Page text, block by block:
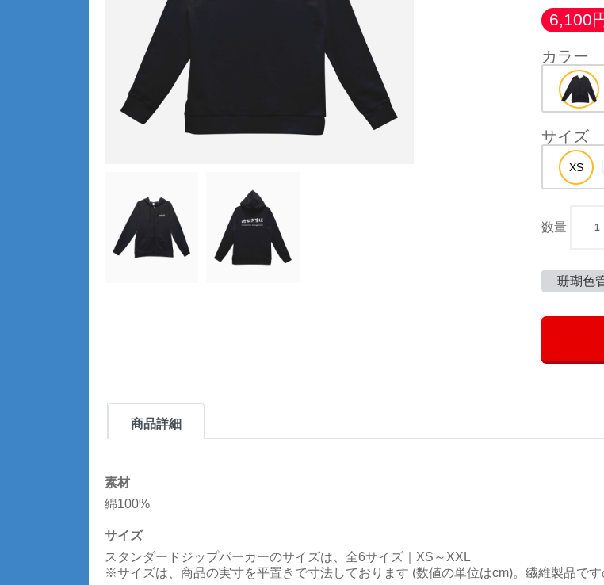
6,100
カラー
サイズ
数量
珊瑚色
商品詳細
素材
綿100%
サイズ
スタンダードジップパーカーのサイズは、全6サイズ｜XS～XXL
※サイズは、商品の実寸を平置きで寸法しております (数値の単位はcm)。繊維製品で